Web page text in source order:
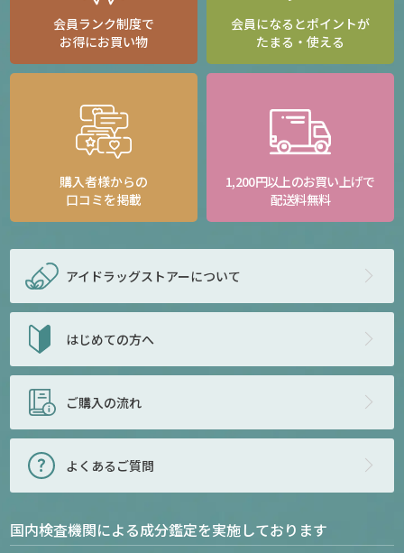
会員ランク制度で
お得にお買い物
会員になるとポイントが
たまる・使える
購入者様からの
口コミを掲載
1,200円以上のお買い上げで
配送料無料
アイドラッグストアーについて
はじめての方へ
ご購入の流れ
よくあるご質問
国内検査機関による成分鑑定を実施しております